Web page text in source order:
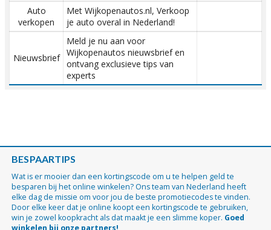
Auto
verkopen
Met Wijkopenautos.nl, Verkoop
je auto overal in Nederland!
Nieuwsbrief
Meld je nu aan voor
Wijkopenautos nieuwsbrief en
ontvang exclusieve tips van
experts
BESPAARTIPS
Wat is er mooier dan een kortingscode om u te helpen geld te
besparen bij het online winkelen? Ons team van Nederland heeft
elke dag de missie om voor jou de beste promotiecodes te vinden.
Door elke keer dat je online koopt een kortingscode te gebruiken,
win je zowel koopkracht als dat maakt je een slimme koper. Goed